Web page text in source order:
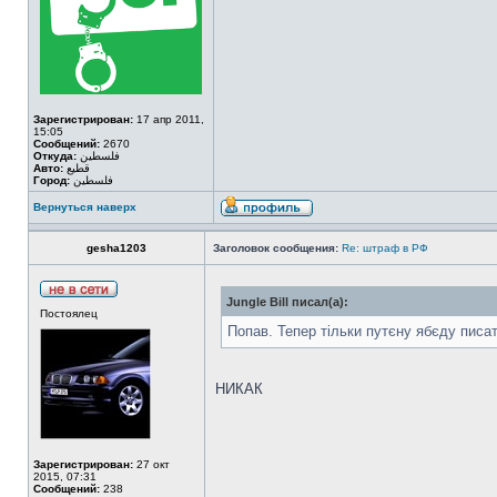
Зарегистрирован: 17 апр 2011,
15:05
Сообщений: 2670
Откуда: فلسطين
Авто: قطيع
Город: فلسطين
Вернуться наверх
gesha1203 Заголовок сообщения: Re: штраф в РФ
Постоялец
Зарегистрирован: 27 окт
2015, 07:31
Сообщений: 238
Jungle Bill писал(а):
Попав. Тепер тільки путєну ябєду
НИКАК